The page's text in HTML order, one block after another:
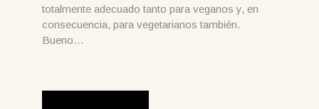
totalmente adecuado tanto para veganos y, en
consecuencia, para vegetarianos también.
Bueno…